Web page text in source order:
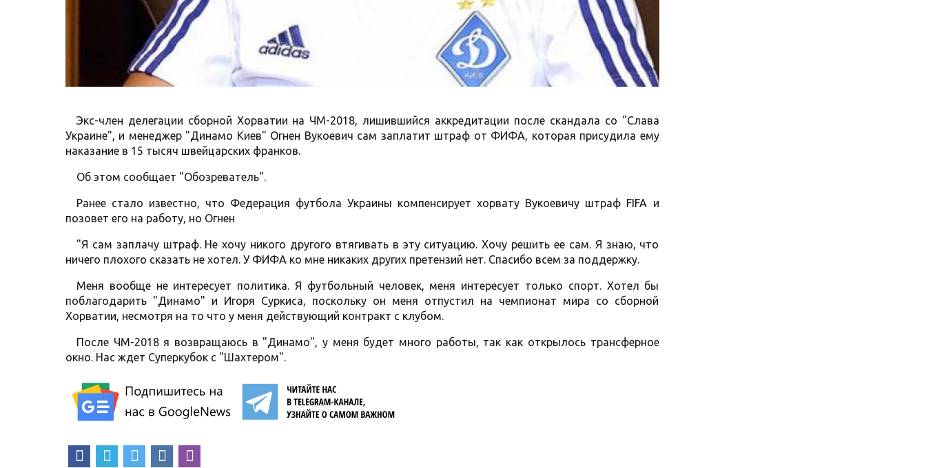
Экс-член делегации сборной Хорватии на ЧМ-2018, лишившийся аккредитации после скандала со "Слава
Украине", и менеджер "Динамо Киев" Огнен Вукоевич сам заплатит штраф от ФИФА, которая присудила ему
наказание в 15 тысяч швейцарских франков.
Об этом сообщает "Обозреватель".
Ранее стало известно, что Федерация футбола Украины компенсирует хорвату Вукоевичу штраф FIFA и
позовет его на работу, но Огнен
"Я сам заплачу штраф. Не хочу никого другого втягивать в эту ситуацию. Хочу решить ее сам. Я знаю, что
ничего плохого сказать не хотел. У ФИФА ко мне никаких других претензий нет. Спасибо всем за поддержку.
Меня вообще не интересует политика. Я футбольный человек, меня интересует только спорт. Хотел бы
поблагодарить "Динамо" и Игоря Суркиса, поскольку он меня отпустил на чемпионат мира со сборной
Хорватии, несмотря на то что у меня действующий контракт с клубом.
После ЧМ-2018 я возвращаюсь в "Динамо", у меня будет много работы, так как открылось трансферное
окно. Нас ждет Суперкубок с "Шахтером".